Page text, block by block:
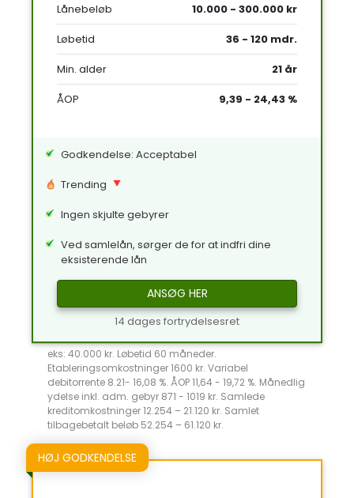
Lånebeløb
10.000 - 300.000 kr
Løbetid
36 - 120 mdr.
Min. alder
21 år
ÅOP
9,39 - 24,43 %
Godkendelse: Acceptabel
Trending
Ingen skjulte gebyrer
Ved samlelån, sørger de for at indfri dine
eksisterende lån
ANSØG HER
14 dages fortrydelsesret
eks: 40.000 kr. Løbetid 60 måneder.
Etableringsomkostninger 1600 kr. Variabel
debitorrente 8.21- 16,08 %. ÅOP 11,64 - 19,72 %. Månedlig
ydelse inkl. adm. gebyr 871 - 1019 kr. Samlede
kreditomkostninger 12.254 – 21.120 kr. Samlet
tilbagebetalt beløb 52.254 – 61.120 kr.
HØJ GODKENDELSE